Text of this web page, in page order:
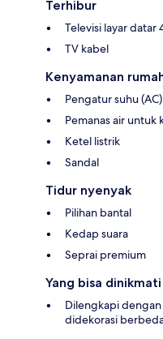
Terhibur
Televisi layar datar
TV kabel
Kenyamanan
Pengatur suhu (AC)
Pemanas air
Ketel listrik
Sandal
Tidur nyenyak
Pilihan bantal
Kedap suara
Seprai premium
Yang bisa dinikmati
Dilengkapi
didekorasi